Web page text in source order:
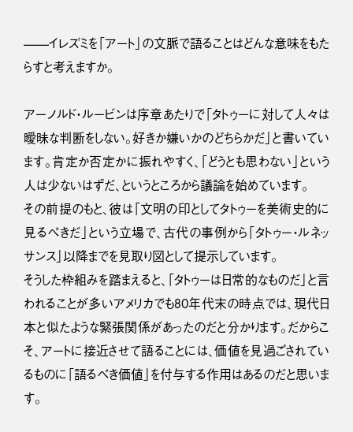
——イレズミを「アート」の文脈で語ることはどんな意味をもた
らすと考えますか。
アーノルド・ルービンは序章あたりで「タトゥーに対して人々は
曖昧な判断をしない。好きか嫌いかのどちらかだ」と書いてい
ます。肯定か否定かに振れやすく、「どうとも思わない」という
人は少ないはずだ、というところから議論を始めています。
その前提のもと、彼は「文明の印としてタトゥーを美術史的に
見るべきだ」という立場で、古代の事例から「タトゥー・ルネッ
サンス」以降までを見取り図として提示しています。
そうした枠組みを踏まえると、「タトゥーは日常的なものだ」と言
われることが多いアメリカでも80年代末の時点では、現代日
本と似たような緊張関係があったのだと分かります。だからこ
そ、アートに接近させて語ることには、価値を見過ごされてい
るものに「語るべき価値」を付与する作用はあるのだと思いま
す。